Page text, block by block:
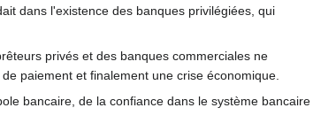
dans l'existence des banques privilégiées, qui
privés et des banques commerciales ne
paiement et finalement une crise économique.
bancaire, de la confiance dans le système bancaire